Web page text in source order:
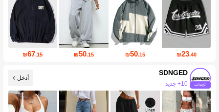
₪23.40
₪50.15
₪50.15
₪67.15
SDNGED
141K متابعين
أدخل